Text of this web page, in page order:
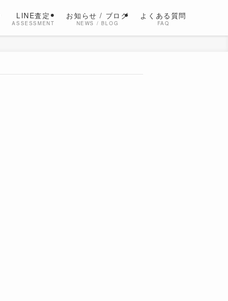
LINE査定
ASSESSMENT
お知らせ / ブログ
NEWS / BLOG
よくある質問
FAQ